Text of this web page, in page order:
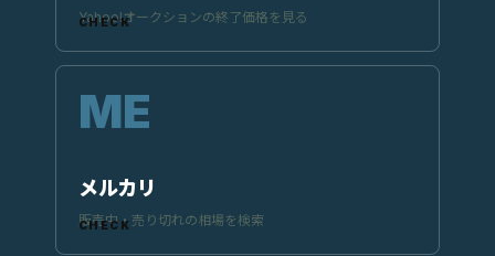
Yahoo!オークションの終了価格を見る
メルカリ
販売中・売り切れの相場を検索